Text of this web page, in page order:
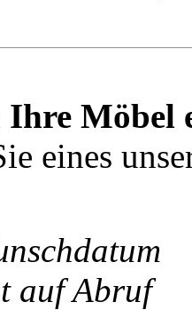
Ihre Möbel
eines
auf Abruf